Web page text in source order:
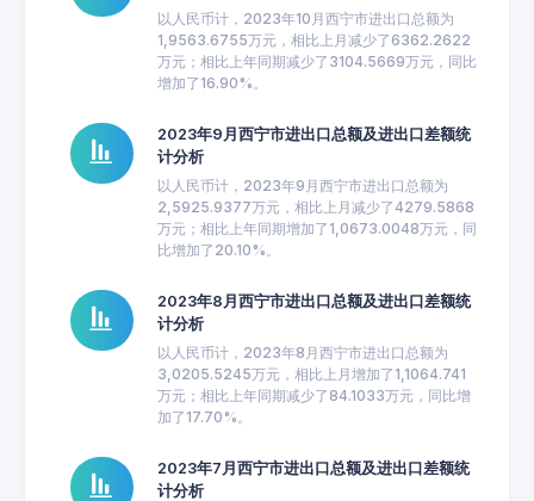
以人民币计，2023年10月西宁市进出口总额为
1,9563.6755万元，相比上月减少了6362.2622
万元；相比上年同期减少了3104.5669万元，同比
增加了16.90%。
2023年9月西宁市进出口总额及进出口差额统
计分析
以人民币计，2023年9月西宁市进出口总额为
2,5925.9377万元，相比上月减少了4279.5868
万元；相比上年同期增加了1,0673.0048万元，同
比增加了20.10%。
2023年8月西宁市进出口总额及进出口差额统
计分析
以人民币计，2023年8月西宁市进出口总额为
3,0205.5245万元，相比上月增加了1,1064.741
万元；相比上年同期减少了84.1033万元，同比增
加了17.70%。
2023年7月西宁市进出口总额及进出口差额统
计分析